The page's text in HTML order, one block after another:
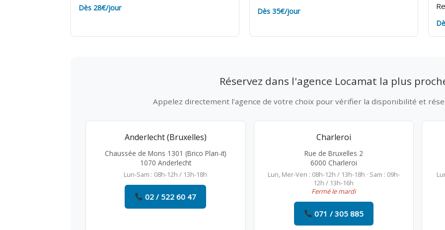
Dès 28€/jour Dès 35€/jour
Réservez dans l'agence Locamat la plus
Appelez directement l'agence de votre choix pour vérifier la disponibilité et
Anderlecht (Bruxelles)
Chaussée de Mons 1301 (Brico Plan-it)
1070 Anderlecht
Lun-Sam : 08h-12h / 13h-18h
02 / 522 60 47
Charleroi
Rue de Bruxelles 2
6000 Charleroi
Lun, Mer-Ven : 08h-12h / 13h-18h · Sam : 09h-
12h / 13h-16h
Fermé le mardi
071 / 305 885